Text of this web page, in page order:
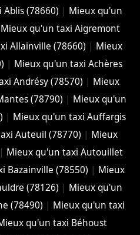
(78660) | Mieux qu'un
Mieux qu'un taxi Aigremont
Allainville (78660) | Mieux
| Mieux qu'un taxi Achères
Andrésy (78570) | Mieux
(78790) | Mieux qu'un
| Mieux qu'un taxi Auffargis
Auteuil (78770) | Mieux
| Mieux qu'un taxi Autouillet
Bazainville (78550) | Mieux
(78126) | Mieux qu'un
(78490) | Mieux qu'un taxi
qu'un taxi Béhoust